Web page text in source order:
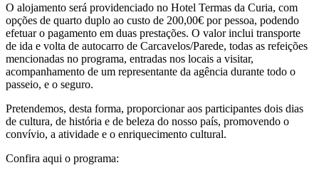
O alojamento será providenciado no Hotel Termas da Curia, com
opções de quarto duplo ao custo de 200,00€ por pessoa, podendo
efetuar o pagamento em duas prestações. O valor inclui transporte
de ida e volta de autocarro de Carcavelos/Parede, todas as refeições
mencionadas no programa, entradas nos locais a visitar,
acompanhamento de um representante da agência durante todo o
passeio, e o seguro.
Pretendemos, desta forma, proporcionar aos participantes dois dias
de cultura, de história e de beleza do nosso país, promovendo o
convívio, a atividade e o enriquecimento cultural.
Confira aqui o programa: